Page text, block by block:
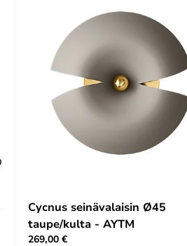
Cycnus seinävalaisin Ø45
taupe/kulta - AYTM
269,00 €